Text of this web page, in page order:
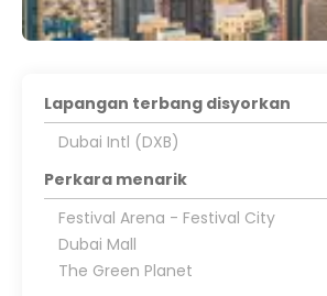
Lapangan terbang disyorkan
Dubai Intl (DXB)
Perkara menarik
Festival Arena - Festival City
Dubai Mall
The Green Planet